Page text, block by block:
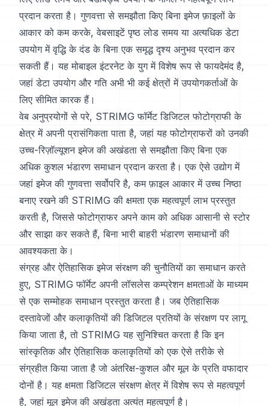
प्रदान करता है। गुणवत्ता से समझौता किए बिना इमेज फ़ाइलों के
आकार को कम करके, वेबसाइटें पृष्ठ लोड समय या अत्यधिक डेटा
उपयोग में वृद्धि के दंड के बिना एक समृद्ध दृश्य अनुभव प्रदान कर
सकती हैं। यह मोबाइल इंटरनेट के युग में विशेष रूप से फायदेमंद है,
जहां डेटा उपयोग और गति अभी भी कई क्षेत्रों में उपयोगकर्ताओं के
लिए सीमित कारक हैं।
वेब अनुप्रयोगों से परे, STRIMG फॉर्मेट डिजिटल फोटोग्राफी के
क्षेत्र में अपनी प्रासंगिकता पाता है, जहां यह फोटोग्राफरों को उनकी
उच्च-रिज़ॉल्यूशन इमेज की अखंडता से समझौता किए बिना एक
अधिक कुशल भंडारण समाधान प्रदान करता है। एक ऐसे उद्योग में
जहां इमेज की गुणवत्ता सर्वोपरि है, कम फ़ाइल आकार में उच्च निष्ठा
बनाए रखने की STRIMG की क्षमता एक महत्वपूर्ण लाभ प्रस्तुत
करती है, जिससे फोटोग्राफर अपने काम को अधिक आसानी से स्टोर
और साझा कर सकते हैं, बिना भारी बाहरी भंडारण समाधानों की
आवश्यकता के।
संग्रह और ऐतिहासिक इमेज संरक्षण की चुनौतियों का समाधान करते
हुए, STRIMG फॉर्मेट अपनी लॉसलेस कम्प्रेशन क्षमताओं के माध्यम
से एक सम्मोहक समाधान प्रस्तुत करता है। जब ऐतिहासिक
दस्तावेजों और कलाकृतियों की डिजिटल प्रतियों के संरक्षण पर लागू
किया जाता है, तो STRIMG यह सुनिश्चित करता है कि इन
सांस्कृतिक और ऐतिहासिक कलाकृतियों को एक ऐसे तरीके से
संग्रहीत किया जाता है जो अंतरिक्ष-कुशल और मूल के प्रति वफादार
दोनों है। यह क्षमता डिजिटल संरक्षण क्षेत्र में विशेष रूप से महत्वपूर्ण
है, जहां मूल इमेज की अखंडता अत्यंत महत्वपूर्ण है।